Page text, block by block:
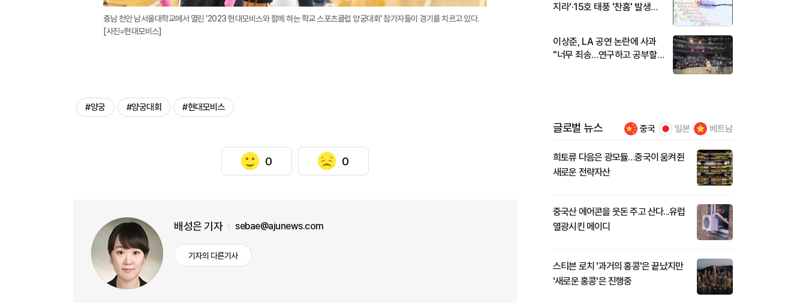
충남 천안 남서울대학교에서 열린 ‘2023 현대모비스와 함께 하는 학교 스포츠클럽 양궁대회’ 참가자들이 경기를 치르고 있다.
[사진=현대모비스]
#양궁 #양궁대회 #현대모비스
0 0
배성은 기자 sebae@ajunews.com
기자의 다른기사
지라'·15호 태풍 '찬홈' 발생…
이상준, LA 공연 논란에 사과
"너무 죄송…연구하고 공부할
글로벌 뉴스 중국 일본 베트남
희토류 다음은 광모듈…중국이 움켜쥔
새로운 전략자산
중국산 에어콘을 웃돈 주고 산다...유럽
열광시킨 메이디
스티븐 로치 '과거의 홍콩'은 끝났지만
'새로운 홍콩'은 진행중